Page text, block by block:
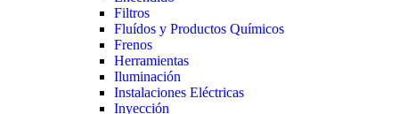
Filtros
Fluídos y Productos Químicos
Frenos
Herramientas
Iluminación
Instalaciones Eléctricas
Inyección